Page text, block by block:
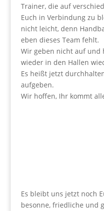
Trainer, die auf
Euch in Verbindung zu
nicht leicht, denn
eben dieses Team fehlt.
Wir geben nicht auf und
wieder in den Hallen
Es heißt jetzt
aufgeben.
Wir hoffen, Ihr kommt
Es bleibt uns jetzt noch
besonne, friedliche und